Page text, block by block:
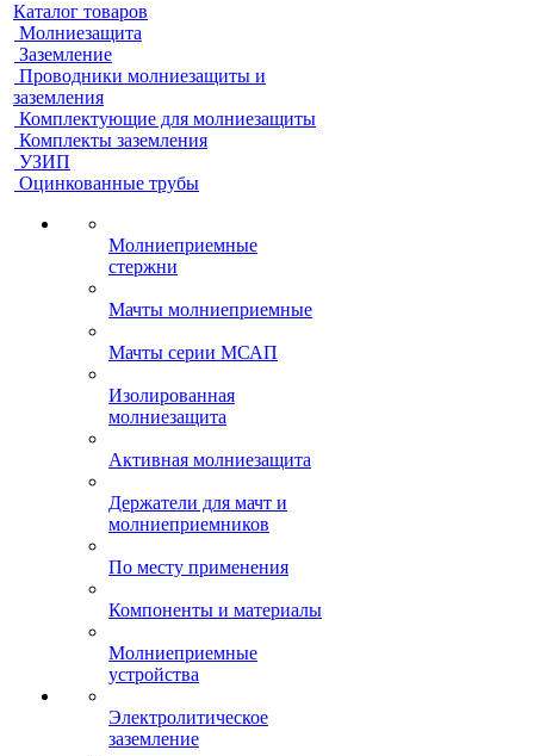
Каталог товаров
Молниезащита
Заземление
Проводники молниезащиты и
заземления
Комплектующие для молниезащиты
Комплекты заземления
УЗИП
Оцинкованные трубы
Молниеприемные
стержни
Мачты молниеприемные
Мачты серии МСАП
Изолированная
молниезащита
Активная молниезащита
Держатели для мачт и
молниеприемников
По месту применения
Компоненты и материалы
Молниеприемные
устройства
Электролитическое
заземление